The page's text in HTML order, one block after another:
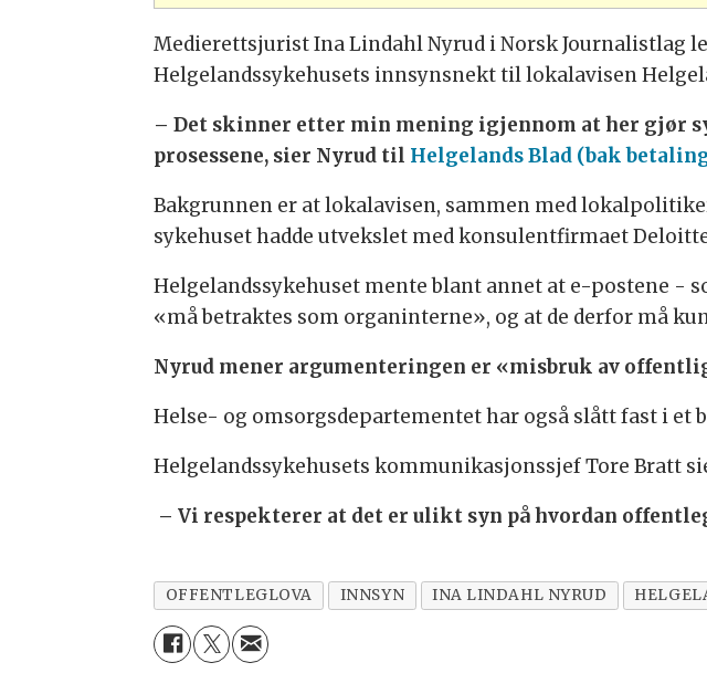
Medierettsjurist Ina Lindahl Nyrud i Norsk Journalistlag
Helgelandssykehusets innsynsnekt til lokalavisen
– Det skinner etter min mening igjennom at her gjør
prosessene, sier Nyrud til Helgelands Blad (bak
Bakgrunnen er at lokalavisen, sammen med
sykehuset hadde utvekslet med konsulentfirmaet
Helgelandssykehuset mente blant annet at e-postene -
«må betraktes som organinterne», og at de derfor må
Nyrud mener argumenteringen er «misbruk av
Helse- og omsorgsdepartementet har også slått fast i et
Helgelandssykehusets kommunikasjonssjef Tore Bratt
– Vi respekterer at det er ulikt syn på hvordan
OFFENTLEGLOVA INNSYN INA LINDAHL NYRUD